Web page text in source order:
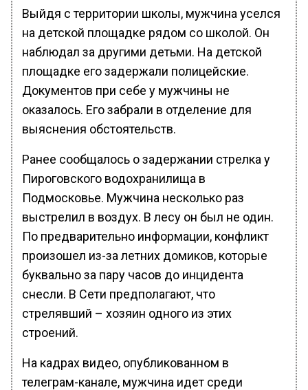
Выйдя с территории школы, мужчина уселся
на детской площадке рядом со школой. Он
наблюдал за другими детьми. На детской
площадке его задержали полицейские.
Документов при себе у мужчины не
оказалось. Его забрали в отделение для
выяснения обстоятельств.
Ранее сообщалось о задержании стрелка у
Пироговского водохранилища в
Подмосковье. Мужчина несколько раз
выстрелил в воздух. В лесу он был не один.
По предварительно информации, конфликт
произошел из-за летних домиков, которые
буквально за пару часов до инцидента
снесли. В Сети предполагают, что
стрелявший – хозяин одного из этих
строений.
На кадрах видео, опубликованном в
телеграм-канале, мужчина идет среди